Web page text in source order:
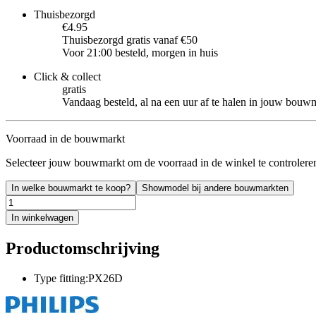
Thuisbezorgd
€4.95
Thuisbezorgd gratis vanaf €50
Voor 21:00 besteld, morgen in huis
Click & collect
gratis
Vandaag besteld, al na een uur af te halen in jouw
Voorraad in de bouwmarkt
Selecteer jouw bouwmarkt om de voorraad in de winkel te
In welke bouwmarkt te koop? Showmodel bij andere bouwmarkten
In winkelwagen
Productomschrijving
Type fitting:PX26D